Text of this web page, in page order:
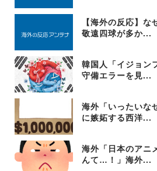
【海外の反応】な
敬遠四球が多か...
韓国人「イジョン
守備エラーを見...
海外「いったいな
に嫉妬する西洋...
海外「日本のアニ
んて…！」海外...